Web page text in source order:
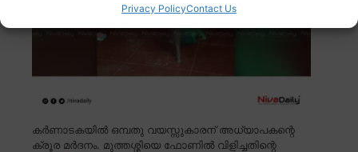
Privacy PolicyContact Us
കർണാടകയിൽ ഒമ്പതു വയസ്സുകാരന് അധ്യാപകന്റെ
ക്രൂര മർദനം. മുത്തശ്ശിയെ ഫോണിൽ വിളിച്ചതിന്റെ